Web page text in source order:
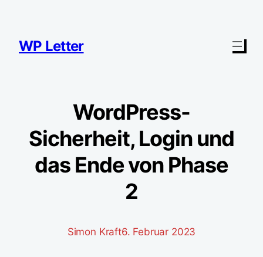
springen
WP Letter
WordPress-
Sicherheit, Login und
das Ende von Phase
2
Simon Kraft6. Februar 2023